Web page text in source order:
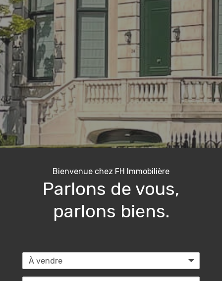
Bienvenue chez FH Immobilière
Parlons de vous,
parlons biens.